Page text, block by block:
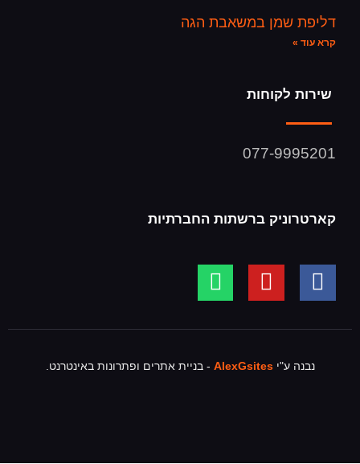
דליפת שמן במשאבת הגה
קרא עוד »
שירות לקוחות
077-9995201
קארטרוניק ברשתות החברתיות
נבנה ע"יAlexGsites - בניית אתרים ופתרונות באינטרנט.